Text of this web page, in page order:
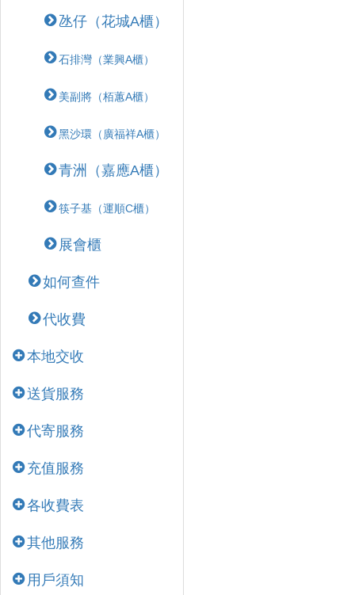
氹仔（花城A櫃）
石排灣（業興A櫃）
美副將（栢蕙A櫃）
黑沙環（廣福祥A櫃）
青洲（嘉應A櫃）
筷子基（運順C櫃）
展會櫃
如何查件
代收費
本地交收
送貨服務
代寄服務
充值服務
各收費表
其他服務
用戶須知